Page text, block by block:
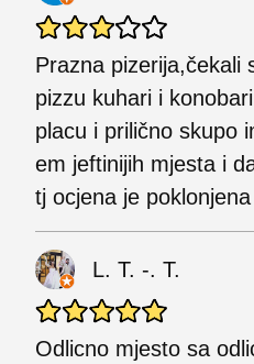
Prazna pizerija,čekali
pizzu kuhari i
placu i prilično skupo
em jeftinijih mjesta i
tj ocjena je poklonjena
L. T. -. T.
Odlicno mjesto sa